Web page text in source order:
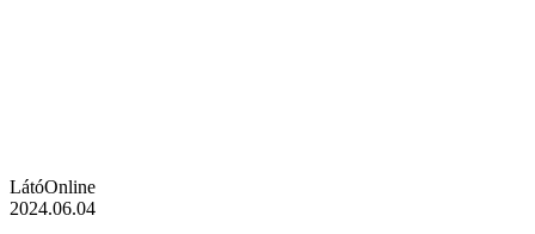
LátóOnline
2024.06.04